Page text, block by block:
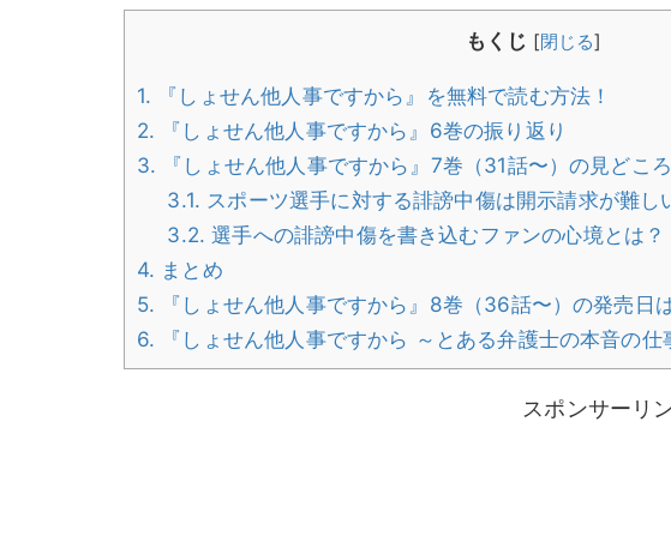
もくじ [閉じる]
1. 『しょせん他人事ですから』を無料で読む方法！
2. 『しょせん他人事ですから』6巻の振り返り
3. 『しょせん他人事ですから』7巻（31話〜）の見どこ
3.1. スポーツ選手に対する誹謗中傷は開示請求が難し
3.2. 選手への誹謗中傷を書き込むファンの心境とは？
4. まとめ
5. 『しょせん他人事ですから』8巻（36話〜）の発売日
6. 『しょせん他人事ですから ～とある弁護士の本音の仕
スポンサーリ